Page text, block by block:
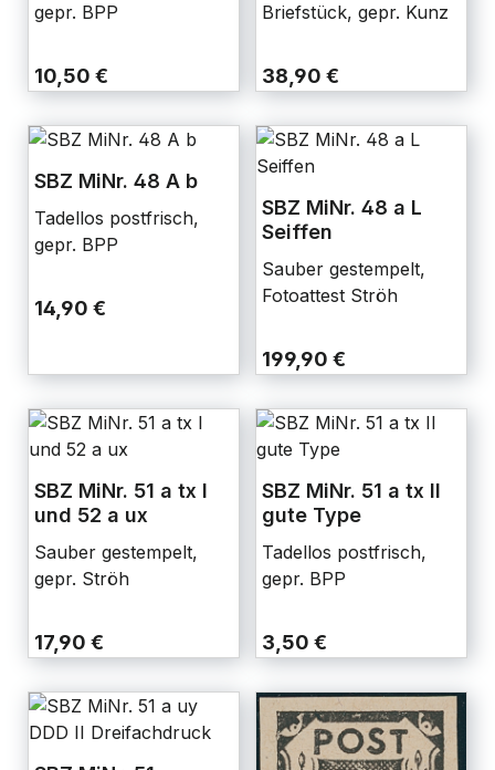
gepr. BPP
10,50 €
Briefstück, gepr. Kunz
38,90 €
SBZ MiNr. 48 A b
Tadellos postfrisch,
gepr. BPP
14,90 €
SBZ MiNr. 48 a L
Seiffen
Sauber gestempelt,
Fotoattest Ströh
199,90 €
SBZ MiNr. 51 a tx I
und 52 a ux
Sauber gestempelt,
gepr. Ströh
17,90 €
SBZ MiNr. 51 a tx II
gute Type
Tadellos postfrisch,
gepr. BPP
3,50 €